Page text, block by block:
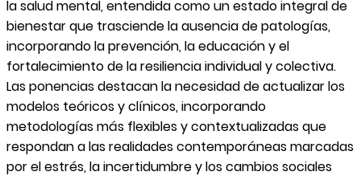
la salud mental, entendida como un estado integral de
bienestar que trasciende la ausencia de patologías,
incorporando la prevención, la educación y el
fortalecimiento de la resiliencia individual y colectiva.
Las ponencias destacan la necesidad de actualizar los
modelos teóricos y clínicos, incorporando
metodologías más flexibles y contextualizadas que
respondan a las realidades contemporáneas marcadas
por el estrés, la incertidumbre y los cambios sociales